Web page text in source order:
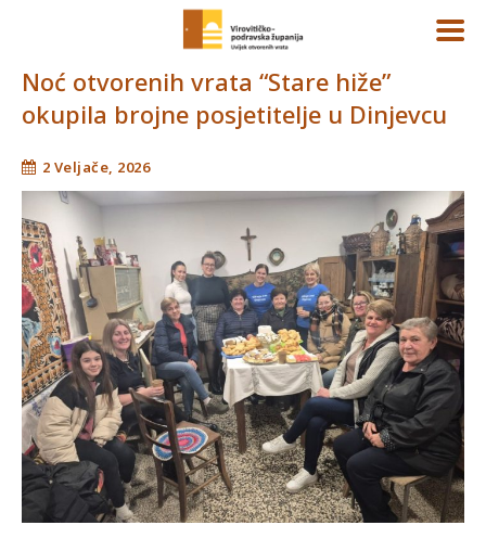
Noć otvorenih vrata “Stare hiže”
okupila brojne posjetitelje u Dinjevcu
2 Veljače, 2026